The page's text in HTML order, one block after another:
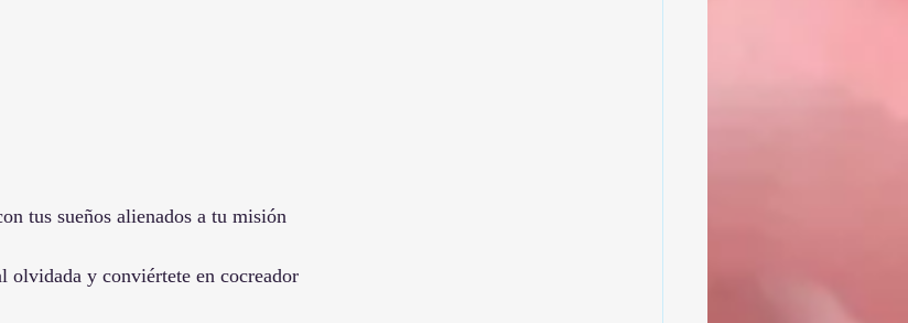
tus sueños alienados a tu misión
olvidada y conviértete en cocreador